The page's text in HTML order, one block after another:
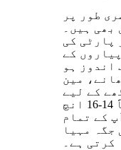
طور پر
بھی ہیں۔
پارٹی کی
کے
اندوز ہو
مین
کے لیے
بھی بہترین ہے۔ پلیٹ تقریباً 14-16 انچ
کے تمام
جگہ مہیا
کرتی ہے۔